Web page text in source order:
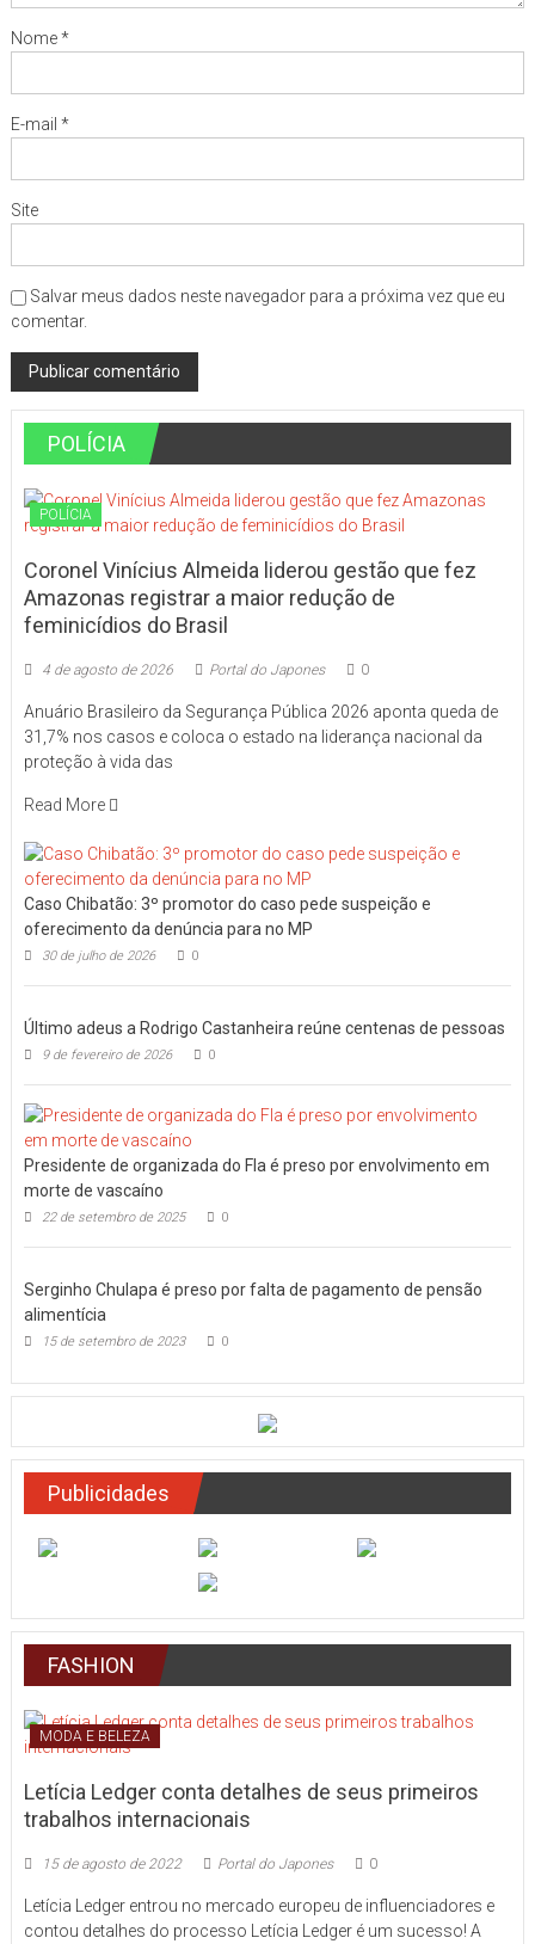
Nome*
E-mail *
Site
Salvar meus dados neste navegador para a próxima vez que eu
comentar.
POLÍCIA
POLÍCIA
Coronel Vinícius Almeida liderou gestão que fez
Amazonas registrar a maior redução de
feminicídios do Brasil
4 de agosto de 2026 Portal do Japones 0
Anuário Brasileiro da Segurança Pública 2026 aponta queda de
31,7% nos casos e coloca o estado na liderança nacional da
proteção à vida das
Read More
Caso Chibatão: 3º promotor do caso pede suspeição e
oferecimento da denúncia para no MP
30 de julho de 2026 0
Último adeus a Rodrigo Castanheira reúne centenas de pessoas
9 de fevereiro de 2026 0
Presidente de organizada do Fla é preso por envolvimento em
morte de vascaíno
22 de setembro de 2025 0
Serginho Chulapa é preso por falta de pagamento de pensão
alimentícia
15 de setembro de 2023 0
Publicidades
FASHION
MODA E BELEZA
Letícia Ledger conta detalhes de seus primeiros
trabalhos internacionais
15 de agosto de 2022 Portal do Japones 0
Letícia Ledger entrou no mercado europeu de influenciadores e
contou detalhes do processo Letícia Ledger é um sucesso! A